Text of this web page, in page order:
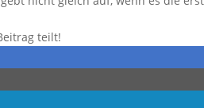
teilt!